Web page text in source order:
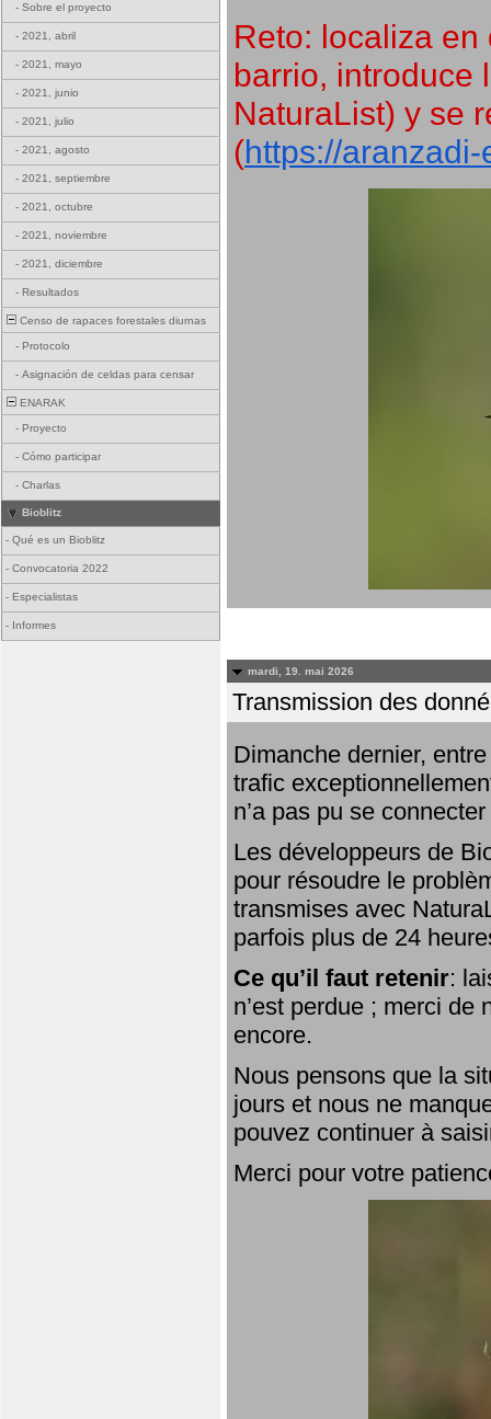
- Sobre el proyecto
- 2021, abril
- 2021, mayo
- 2021, junio
- 2021, julio
- 2021, agosto
- 2021, septiembre
- 2021, octubre
- 2021, noviembre
- 2021, diciembre
- Resultados
Censo de rapaces forestales diurnas
- Protocolo
- Asignación de celdas para censar
ENARAK
- Proyecto
- Cómo participar
- Charlas
Bioblitz
- Qué es un Bioblitz
- Convocatoria 2022
- Especialistas
- Informes
Reto: localiza
barrio, introduce
NaturaList) y se
(https://
mardi, 19. mai 2026
Transmission des
Dimanche dernier,
trafic
n’a pas pu se
Les développeurs de
pour résoudre le
transmises avec
parfois plus de 24
Ce qu’il faut retenir:
n’est perdue ; merci de
encore.
Nous pensons que la
jours et nous ne
pouvez continuer à
Merci pour votre